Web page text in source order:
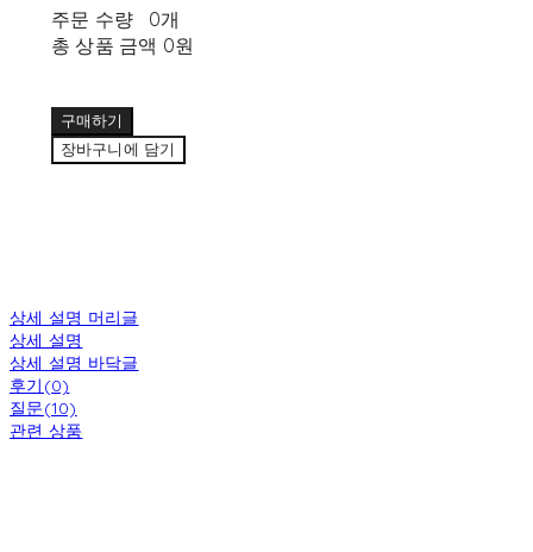
주문 수량
0개
총 상품 금액 0원
구매하기
장바구니에 담기
상세 설명 머리글
상세 설명
상세 설명 바닥글
후기(0)
질문(10)
관련 상품